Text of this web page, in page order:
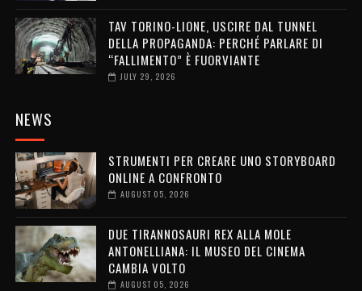
TAV TORINO-LIONE, USCIRE DAL TUNNEL
DELLA PROPAGANDA: PERCHÉ PARLARE DI
“FALLIMENTO” È FUORVIANTE
JULY 29, 2026
NEWS
STRUMENTI PER CREARE UNO STORYBOARD
ONLINE A CONFRONTO
AUGUST 05, 2026
DUE TIRANNOSAURI REX ALLA MOLE
ANTONELLIANA: IL MUSEO DEL CINEMA
CAMBIA VOLTO
AUGUST 05, 2026